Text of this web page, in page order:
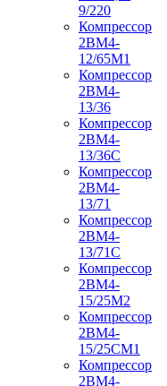
9/220
Компрессор
2ВМ4-
12/65М1
Компрессор
2ВМ4-
13/36
Компрессор
2ВМ4-
13/36С
Компрессор
2ВМ4-
13/71
Компрессор
2ВМ4-
13/71С
Компрессор
2ВМ4-
15/25М2
Компрессор
2ВМ4-
15/25СМ1
Компрессор
2ВМ4-